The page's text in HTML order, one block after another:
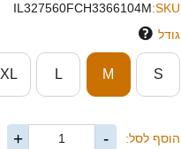
SKU:
IL327560FCH3366104M
גודל
S
M
L
XL
הוסף לסל: -
+